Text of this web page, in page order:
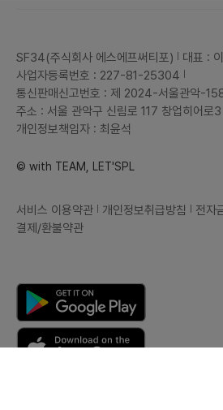
SF34(주식회사 에스에프써티포)
대표 :
사업자등록번호 : 227-81-25304
통신판매신고번호 : 제 2024-서울관악-
주소 : 서울 관악구 신림로 117 창업히어로
개인정보책임자 : 최윤석
© with TEAM, LET'SPL
서비스 이용약관 개인정보취급방침
전자
결제/환불약관